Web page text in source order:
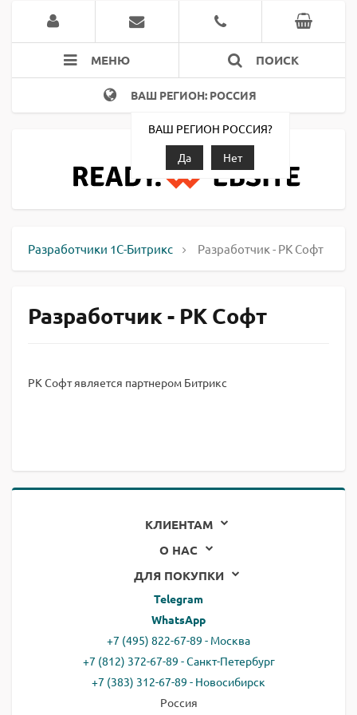
МЕНЮ ПОИСК
ВАШ РЕГИОН: РОССИЯ
ВАШ РЕГИОН РОССИЯ?
Да
Нет
Разработчики 1С-Битрикс Разработчик - РК Софт
Разработчик - РК Софт
РК Софт является партнером Битрикс
КЛИЕНТАМ
О НАС
ДЛЯ ПОКУПКИ
Telegram
WhatsApp
+7 (495) 822-67-89 - Москва
+7 (812) 372-67-89 - Санкт-Петербург
+7 (383) 312-67-89 - Новосибирск
Россия